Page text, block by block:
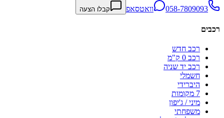
058-7809093 וואטסאפ קבלו הצעה
רכבים
רכב חדש
רכב 0 ק"מ
רכב יד שניה
חשמלי
היברידי
7 מקומות
מיני / ג'יפון
משפחתי